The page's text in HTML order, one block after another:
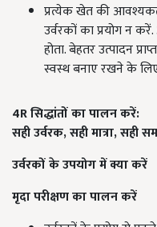
प्रत्येक खेत की
उर्वरकों का प्रयोग न
होता. बेहतर उत्पादन
स्वस्थ बनाए रखने के
4Rसिद्धांतों का पालन करें:
सही उर्वरक,सही मात्रा,सही
उर्वरकों के उपयोग में क्या करें
मृदा परीक्षण का पालन करें